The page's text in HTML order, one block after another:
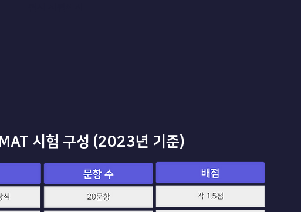
IMAT 시험 구성 (2023년 기준)